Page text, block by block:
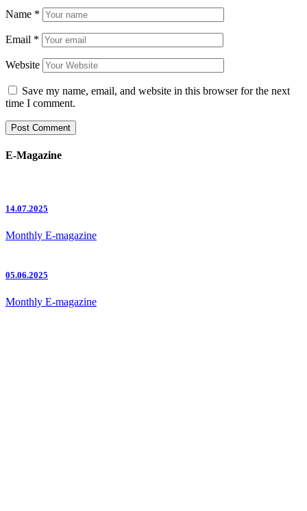
Name *
Email *
Website
Save my name, email, and website in this browser for the next
time I comment.
E-Magazine
14.07.2025
Monthly E-magazine
05.06.2025
Monthly E-magazine